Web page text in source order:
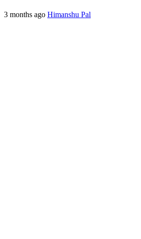
3 months ago Himanshu Pal